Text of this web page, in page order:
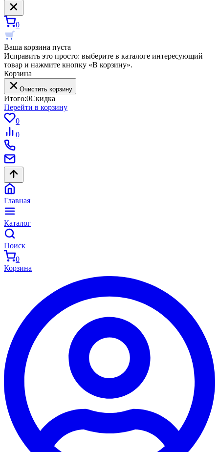
0
Ваша корзина пуста
Исправить это просто: выберите в каталоге интересующий
товар и нажмите кнопку «В корзину».
Корзина
Очистить корзину
Итого:0Скидка
Перейти в корзину
0
0
Главная
Каталог
Поиск
0
Корзина